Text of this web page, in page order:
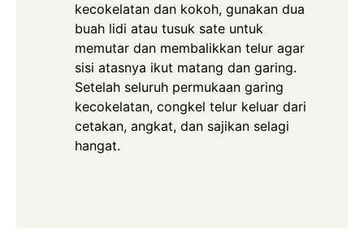
kecokelatan dan kokoh, gunakan dua
buah lidi atau tusuk sate untuk
memutar dan membalikkan telur agar
sisi atasnya ikut matang dan garing.
Setelah seluruh permukaan garing
kecokelatan, congkel telur keluar dari
cetakan, angkat, dan sajikan selagi
hangat.